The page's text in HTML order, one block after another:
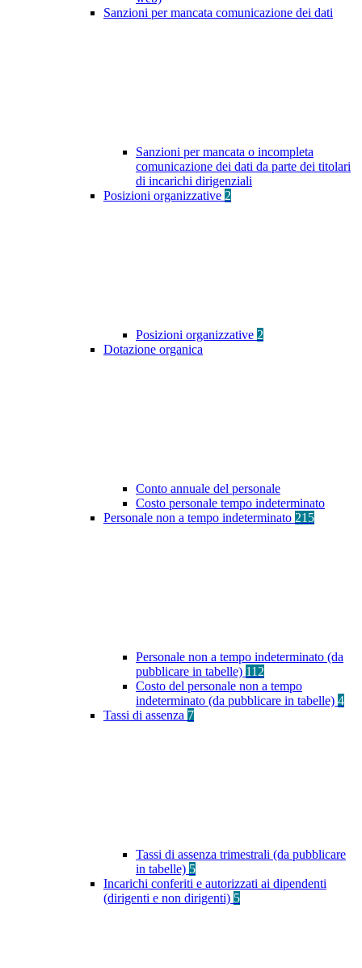
Sanzioni per mancata comunicazione dei dati
Sanzioni per mancata o incompleta
comunicazione dei dati da parte dei titolari
di incarichi dirigenziali
Posizioni organizzative 2
Posizioni organizzative 2
Dotazione organica
Conto annuale del personale
Costo personale tempo indeterminato
Personale non a tempo indeterminato 215
Personale non a tempo indeterminato (da
pubblicare in tabelle) 112
Costo del personale non a tempo
indeterminato (da pubblicare in tabelle) 4
Tassi di assenza 7
Tassi di assenza trimestrali (da pubblicare
in tabelle) 5
Incarichi conferiti e autorizzati ai dipendenti
(dirigenti e non dirigenti) 5